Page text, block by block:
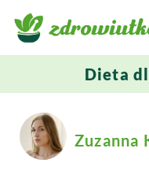
Dieta
Zuzanna